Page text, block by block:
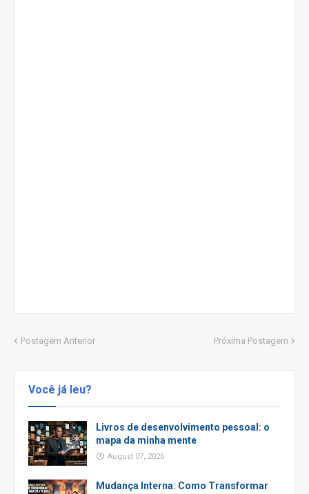
Postagem Anterior Próxima Postagem
Você já leu?
Livros de desenvolvimento pessoal: o
mapa da minha mente
August 07, 2026
Mudança Interna: Como Transformar